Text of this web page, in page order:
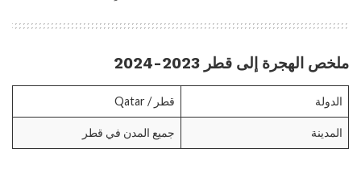
ملخص الهجرة إلى قطر 2023-2024
الدولة قطر / Qatar
المدينة جميع المدن في قطر